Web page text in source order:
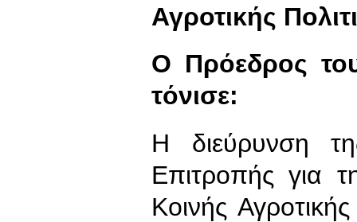
Αγροτικής
Ο Πρόεδρος
τόνισε:
Η διεύρυνση
Επιτροπής για
Κοινής